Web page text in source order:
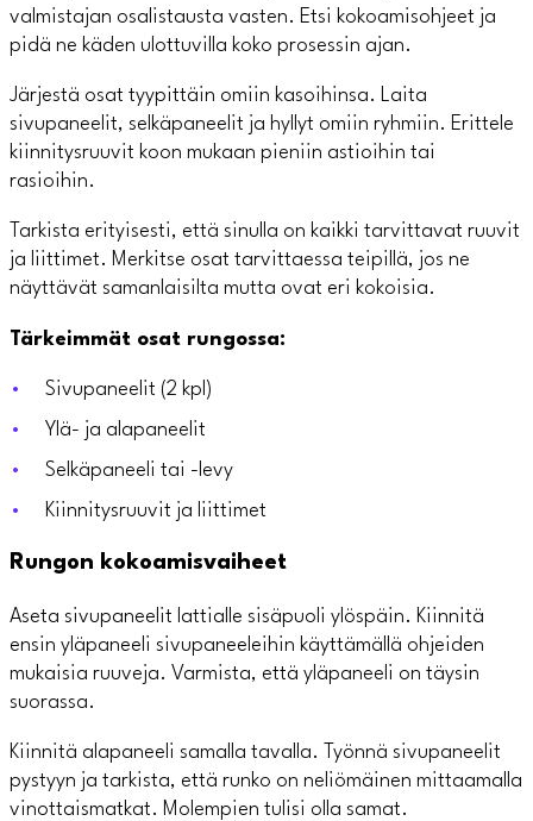
valmistajan osalistausta vasten. Etsi kokoamisohjeet ja
pidä ne käden ulottuvilla koko prosessin ajan.
Järjestä osat tyypittäin omiin kasoihinsa. Laita
sivupaneelit, selkäpaneelit ja hyllyt omiin ryhmiin. Erittele
kiinnitysruuvit koon mukaan pieniin astioihin tai
rasioihin.
Tarkista erityisesti, että sinulla on kaikki tarvittavat ruuvit
ja liittimet. Merkitse osat tarvittaessa teipillä, jos ne
näyttävät samanlaisilta mutta ovat eri kokoisia.
Tärkeimmät osat rungossa:
Sivupaneelit (2 kpl)
Ylä- ja alapaneelit
Selkäpaneeli tai -levy
Kiinnitysruuvit ja liittimet
Rungon kokoamisvaiheet
Aseta sivupaneelit lattialle sisäpuoli ylöspäin. Kiinnitä
ensin yläpaneeli sivupaneeleihin käyttämällä ohjeiden
mukaisia ruuveja. Varmista, että yläpaneeli on täysin
suorassa.
Kiinnitä alapaneeli samalla tavalla. Työnnä sivupaneelit
pystyyn ja tarkista, että runko on neliömäinen mittaamalla
vinottaismatkat. Molempien tulisi olla samat.